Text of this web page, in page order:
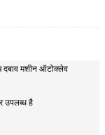
मशीन ऑटोक्लेव
उपलब्ध है